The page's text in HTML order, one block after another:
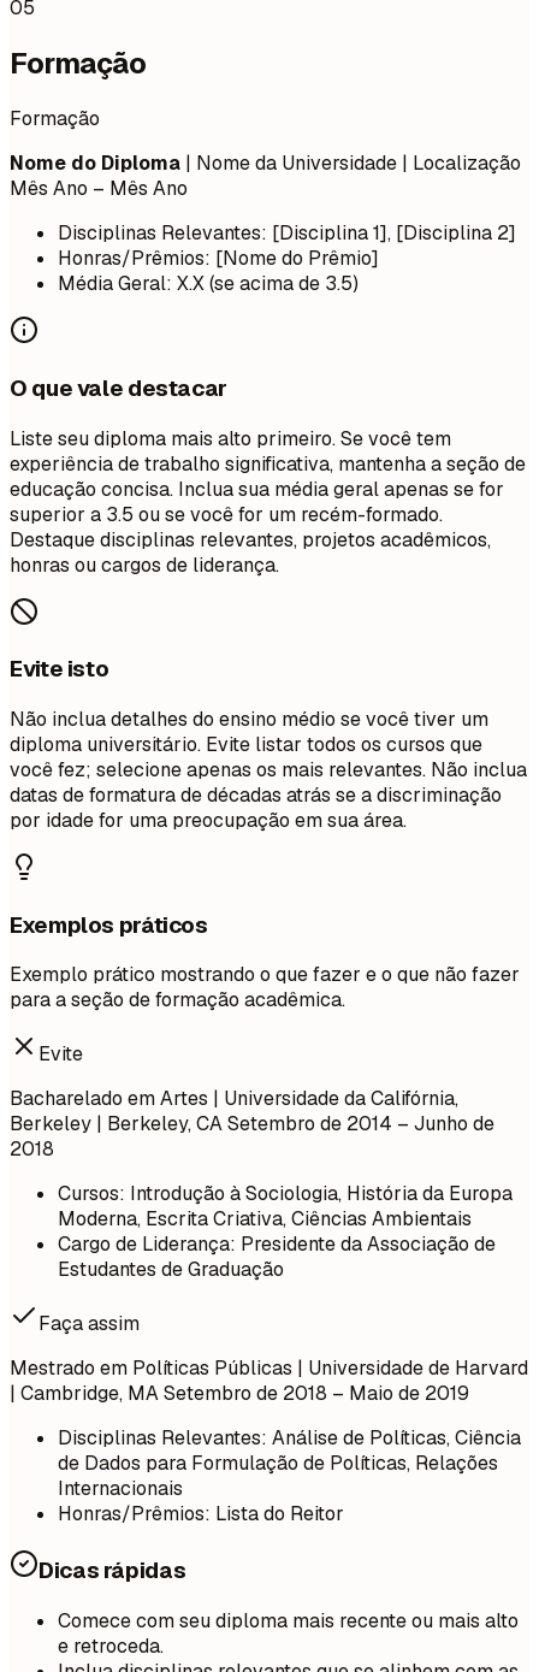
05
Formação
Formação
Nome do Diploma | Nome da Universidade | Localização
Mês Ano – Mês Ano
Disciplinas Relevantes: [Disciplina 1], [Disciplina 2]
Honras/Prêmios: [Nome do Prêmio]
Média Geral: X.X (se acima de 3.5)
O que vale destacar
Liste seu diploma mais alto primeiro. Se você tem
experiência de trabalho significativa, mantenha a seção de
educação concisa. Inclua sua média geral apenas se for
superior a 3.5 ou se você for um recém-formado.
Destaque disciplinas relevantes, projetos acadêmicos,
honras ou cargos de liderança.
Evite isto
Não inclua detalhes do ensino médio se você tiver um
diploma universitário. Evite listar todos os cursos que
você fez; selecione apenas os mais relevantes. Não inclua
datas de formatura de décadas atrás se a discriminação
por idade for uma preocupação em sua área.
Exemplos práticos
Exemplo prático mostrando o que fazer e o que não fazer
para a seção de formação acadêmica.
Evite
Bacharelado em Artes | Universidade da Califórnia,
Berkeley | Berkeley, CASetembro de 2014 – Junho de
2018
Cursos: Introdução à Sociologia, História da Europa
Moderna, Escrita Criativa, Ciências Ambientais
Cargo de Liderança: Presidente da Associação de
Estudantes de Graduação
Faça assim
Mestrado em Políticas Públicas | Universidade de Harvard
| Cambridge, MASetembro de 2018 – Maio de 2019
Disciplinas Relevantes: Análise de Políticas, Ciência
de Dados para Formulação de Políticas, Relações
Internacionais
Honras/Prêmios: Lista do Reitor
Dicas rápidas
Comece com seu diploma mais recente ou mais alto
e retroceda.